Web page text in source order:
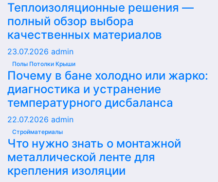
Теплоизоляционные решения —
полный обзор выбора
качественных материалов
23.07.2026 admin
Полы Потолки Крыши
Почему в бане холодно или жарко:
диагностика и устранение
температурного дисбаланса
22.07.2026 admin
Стройматериалы
Что нужно знать о монтажной
металлической ленте для
крепления изоляции